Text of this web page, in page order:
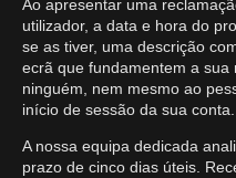
Ao apresentar uma
utilizador, a data e hora do
se as tiver, uma descrição
ecrã que fundamentem a
ninguém, nem mesmo ao
início de sessão da sua conta.
A nossa equipa dedicada
prazo de cinco dias úteis.